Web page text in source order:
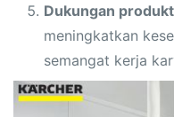
Dukungan
meningkatkan
semangat kerja